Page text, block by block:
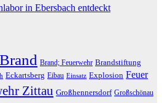
in Ebersbach entdeckt
Brand Brand; Feuerwehr Brandstiftung
Eckartsberg Eibau Einsatz Explosion Feuer
Zittau Großhennersdorf Großschönau